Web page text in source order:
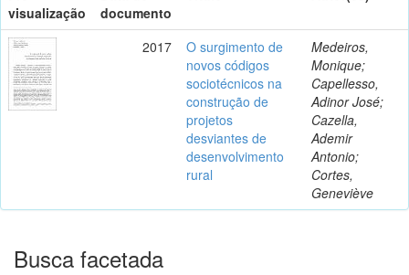
visualização
documento
2017
O surgimento de
novos códigos
sociotécnicos na
construção de
projetos
desviantes de
desenvolvimento
rural
Medeiros,
Monique;
Capellesso,
Adinor José;
Cazella,
Ademir
Antonio;
Cortes,
Geneviève
Busca facetada